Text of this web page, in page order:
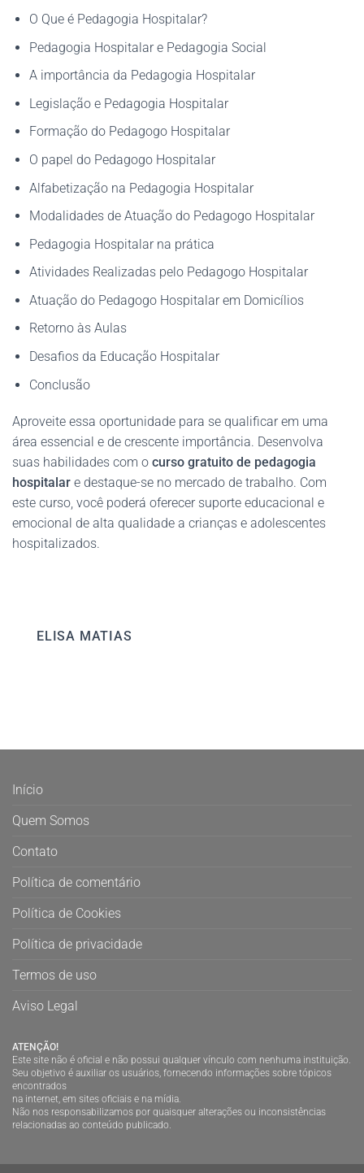
O Que é Pedagogia Hospitalar?
Pedagogia Hospitalar e Pedagogia Social
A importância da Pedagogia Hospitalar
Legislação e Pedagogia Hospitalar
Formação do Pedagogo Hospitalar
O papel do Pedagogo Hospitalar
Alfabetização na Pedagogia Hospitalar
Modalidades de Atuação do Pedagogo Hospitalar
Pedagogia Hospitalar na prática
Atividades Realizadas pelo Pedagogo Hospitalar
Atuação do Pedagogo Hospitalar em Domicílios
Retorno às Aulas
Desafios da Educação Hospitalar
Conclusão
Aproveite essa oportunidade para se qualificar em uma
área essencial e de crescente importância. Desenvolva
suas habilidades com o curso gratuito de pedagogia
hospitalar e destaque-se no mercado de trabalho. Com
este curso, você poderá oferecer suporte educacional e
emocional de alta qualidade a crianças e adolescentes
hospitalizados.
ELISA MATIAS
Início
Quem Somos
Contato
Política de comentário
Política de Cookies
Política de privacidade
Termos de uso
Aviso Legal
ATENÇÃO!
Este site não é oficial e não possui qualquer vínculo com nenhuma instituição.
Seu objetivo é auxiliar os usuários, fornecendo informações sobre tópicos
encontrados
na internet, em sites oficiais e na mídia.
Não nos responsabilizamos por quaisquer alterações ou inconsistências
relacionadas ao conteúdo publicado.